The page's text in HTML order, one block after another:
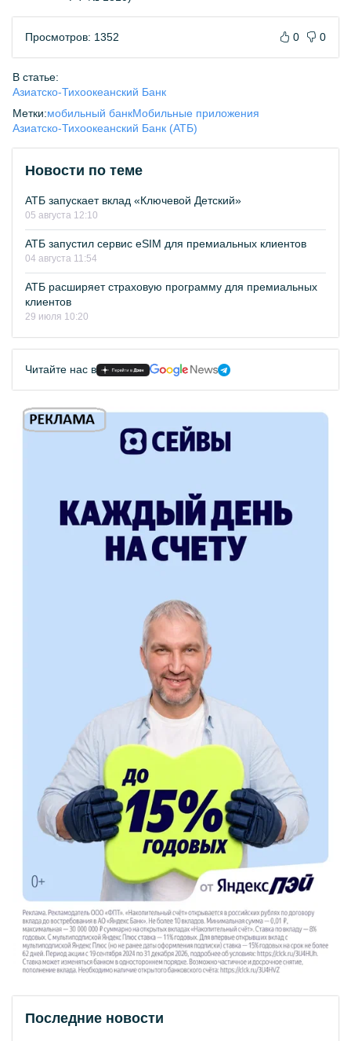
Просмотров: 1352 0 0
В статье:
Азиатско-Тихоокеанский Банк
Метки:мобильный банкМобильные приложения
Азиатско-Тихоокеанский Банк (АТБ)
Новости по теме
АТБ запускает вклад «Ключевой Детский»
05 августа 12:10
АТБ запустил сервис eSIM для премиальных клиентов
04 августа 11:54
АТБ расширяет страховую программу для премиальных
клиентов
29 июля 10:20
Читайте нас в
Последние новости